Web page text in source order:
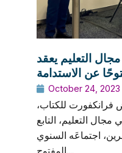
التعليم يعقد
عن الاستدامة
October 24, 2023
فرانكفورت للكتاب،
التعليم، التابع
اجتماعَه السنوي